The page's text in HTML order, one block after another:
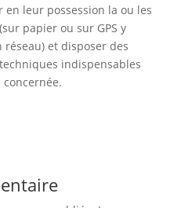
leur possession la ou les
papier ou sur GPS y
et disposer des
indispensables